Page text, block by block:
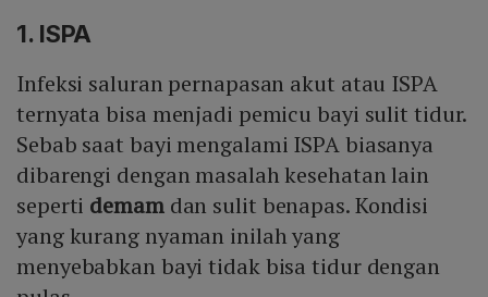
1. ISPA
Infeksi saluran pernapasan akut atau ISPA
ternyata bisa menjadi pemicu bayi sulit tidur.
Sebab saat bayi mengalami ISPA biasanya
dibarengi dengan masalah kesehatan lain
seperti demamdan sulit benapas. Kondisi
yang kurang nyaman inilah yang
menyebabkan bayi tidak bisa tidur dengan